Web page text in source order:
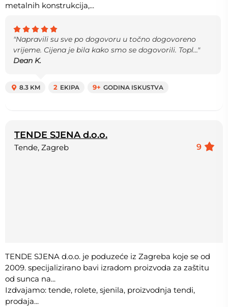
metalnih konstrukcija,...
"Napravili su sve po dogovoru u točno dogovoreno
vrijeme. Cijena je bila kako smo se dogovorili. Topl..."
Dean K.
8.3 KM 2 EKIPA 9+ GODINA ISKUSTVA
TENDE SJENA d.o.o.
9
Tende, Zagreb
TENDE SJENA d.o.o. je poduzeće iz Zagreba koje se od
2009. specijalizirano bavi izradom proizvoda za zaštitu
od sunca na...
Izdvajamo: tende, rolete, sjenila, proizvodnja tendi,
prodaja...